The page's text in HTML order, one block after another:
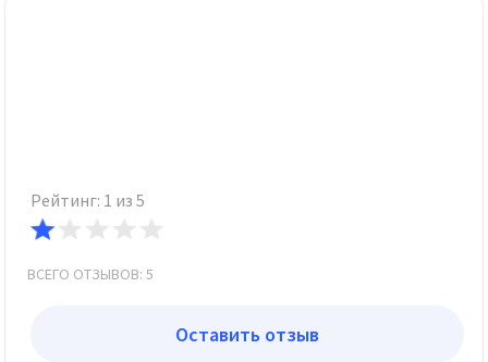
Рейтинг: 1 из 5
ВСЕГО ОТЗЫВОВ: 5
Оставить отзыв